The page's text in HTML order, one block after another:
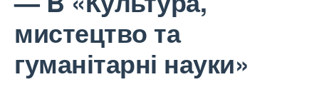
мистецтво та
гуманітарні науки»